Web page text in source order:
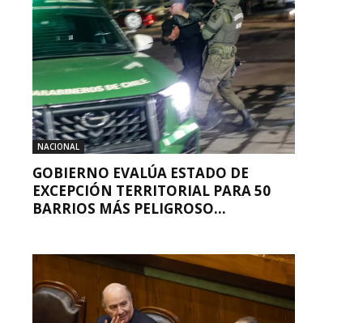
NACIONAL
GOBIERNO EVALÚA ESTADO DE
EXCEPCIÓN TERRITORIAL PARA 50
BARRIOS MÁS PELIGROSO...